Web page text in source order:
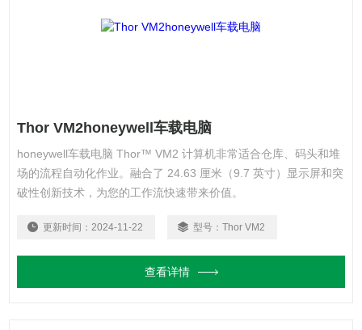
Thor VM2honeywell车载电脑
honeywell车载电脑 Thor™ VM2 计算机非常适合仓库、码头和堆
场的流程自动化作业。融合了 24.63 厘米（9.7 英寸）显示屏和突
破性创新技术，为您的工作流快速带来价值。
更新时间： 2024-11-22 型号： Thor VM2
查看详情